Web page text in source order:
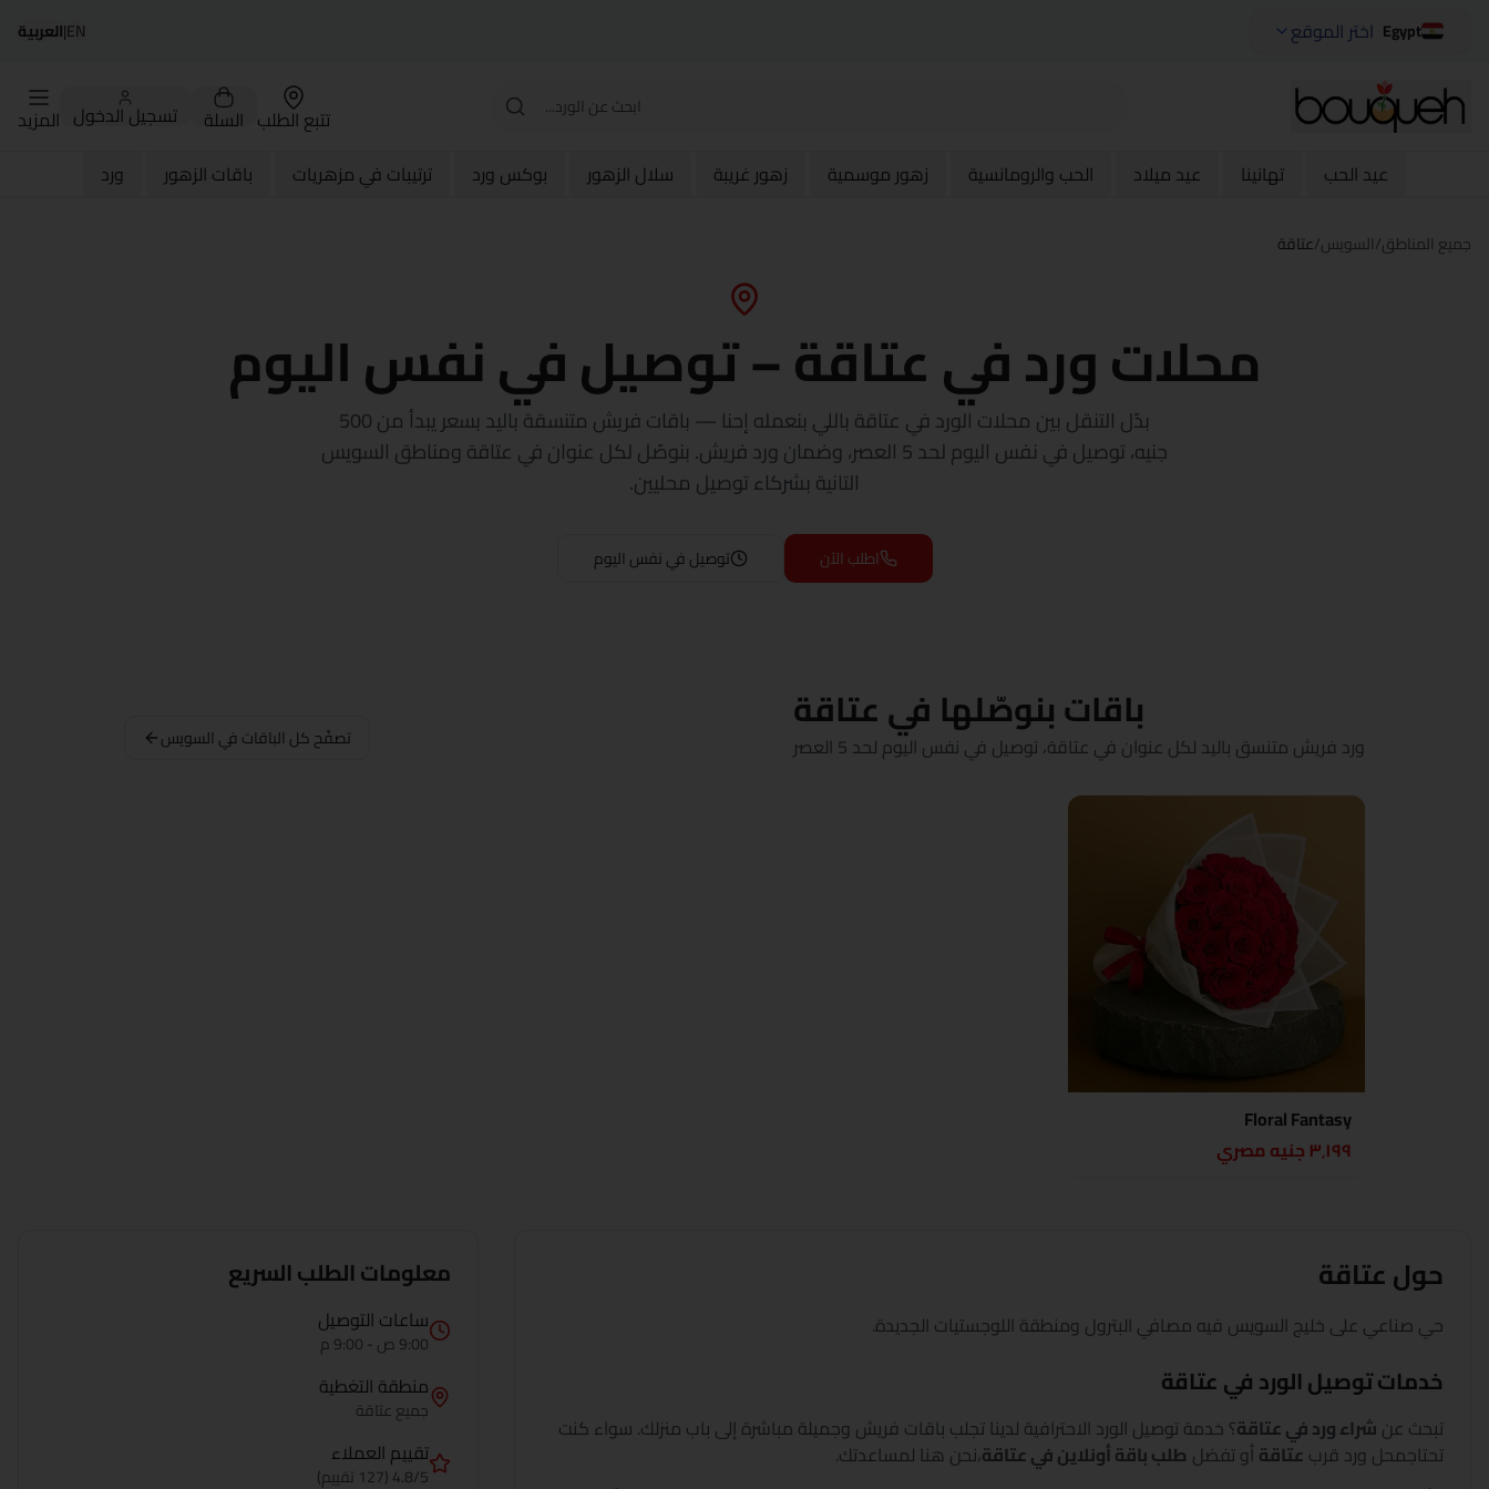
Egypt اختر الموقع EN
|العربية
تتبع الطلب السلة تسجيل الدخول المزيد
ورد
باقات الزهور ترتيبات في مزهريات بوكس ورد سلال الزهور زهور غريبة زهور موسمية الحب والرومانسية عيد ميلاد تهانينا عيد الحب
جميع المناطق/ السويس/عتاقة
محلات ورد في عتاقة – توصيل في نفس اليوم
بدّل التنقل بين محلات الورد في عتاقة باللي بنعمله إحنا — باقات فريش متنسقة باليد بسعر يبدأ من 500
جنيه، توصيل في نفس اليوم لحد 5 العصر، وضمان ورد فريش. بنوصّل لكل عنوان في عتاقة ومناطق السويس
التانية بشركاء توصيل محليين.
اطلب الآن توصيل في نفس اليوم
باقات بنوصّلها في عتاقة
ورد فريش متنسق باليد لكل عنوان في عتاقة، توصيل في نفس اليوم لحد 5 العصر تصفّح كل الباقات في السويس
Floral Fantasy
٣٬١٩٩ جنيه مصري
حولعتاقة
حي صناعي على خليج السويس فيه مصافي البترول ومنطقة اللوجستيات الجديدة.
خدمات توصيل الورد فيعتاقة
تبحث عن شراء ورد فيعتاقة؟ خدمة توصيل الورد الاحترافية لدينا تجلب باقات فريش وجميلة مباشرة إلى باب منزلك. سواء كنت
تحتاجمحل ورد قرب عتاقة أو تفضل طلب باقة أونلاين فيعتاقة،نحن هنا لمساعدتك.
معلومات الطلب السريع
ساعات التوصيل
9:00 ص - 9:00 م
منطقة التغطية
جميععتاقة
تقييم العملاء
4.8/5 (127 تقييم)